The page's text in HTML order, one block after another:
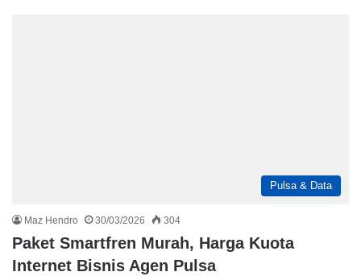
Pulsa & Data
Maz Hendro 30/03/2026 304
Paket Smartfren Murah, Harga Kuota
Internet Bisnis Agen Pulsa